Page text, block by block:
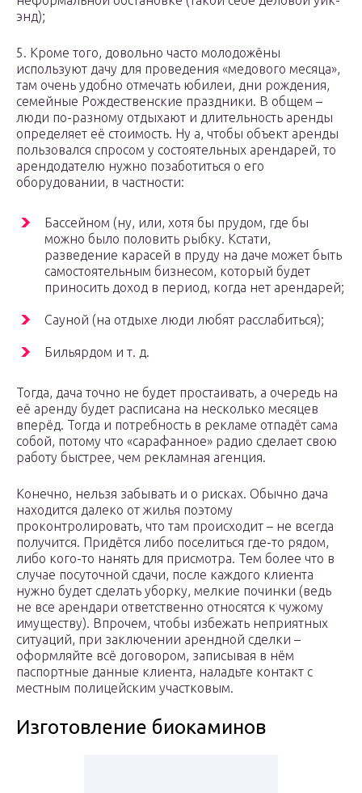
энд);
5. Кроме того, довольно часто молодожёны
используют дачу для проведения «медового месяца»,
там очень удобно отмечать юбилеи, дни рождения,
семейные Рождественские праздники. В общем –
люди по-разному отдыхают и длительность аренды
определяет её стоимость. Ну а, чтобы объект аренды
пользовался спросом у состоятельных арендарей, то
арендодателю нужно позаботиться о его
оборудовании, в частности:
Бассейном (ну, или, хотя бы прудом, где бы
можно было половить рыбку. Кстати,
разведение карасей в пруду на даче может быть
самостоятельным бизнесом, который будет
приносить доход в период, когда нет арендарей;
Сауной (на отдыхе люди любят расслабиться);
Бильярдом и т. д.
Тогда, дача точно не будет простаивать, а очередь на
её аренду будет расписана на несколько месяцев
вперёд. Тогда и потребность в рекламе отпадёт сама
собой, потому что «сарафанное» радио сделает свою
работу быстрее, чем рекламная агенция.
Конечно, нельзя забывать и о рисках. Обычно дача
находится далеко от жилья поэтому
проконтролировать, что там происходит – не всегда
получится. Придётся либо поселиться где-то рядом,
либо кого-то нанять для присмотра. Тем более что в
случае посуточной сдачи, после каждого клиента
нужно будет сделать уборку, мелкие починки (ведь
не все арендари ответственно относятся к чужому
имуществу). Впрочем, чтобы избежать неприятных
ситуаций, при заключении арендной сделки –
оформляйте всё договором, записывая в нём
паспортные данные клиента, наладьте контакт с
местным полицейским участковым.
Изготовление биокаминов